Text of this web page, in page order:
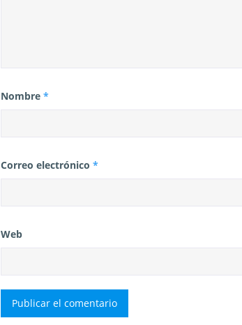
Nombre *
Correo electrónico *
Web